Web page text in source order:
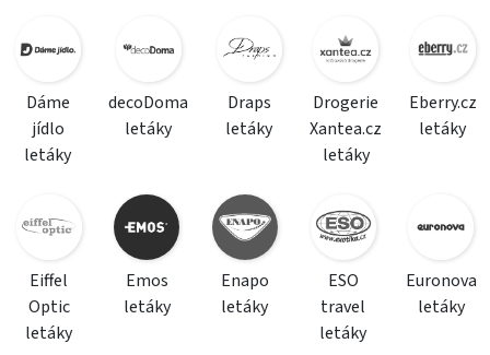
Dáme
jídlo
letáky
decoDoma
letáky
Draps
letáky
Drogerie
Xantea.cz
letáky
Eberry.cz
letáky
Eiffel
Optic
letáky
Emos
letáky
Enapo
letáky
ESO
travel
letáky
Euronova
letáky